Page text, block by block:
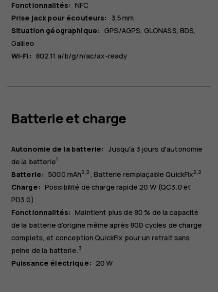
Fonctionnalités: NFC
Prise jack pour écouteurs:
3,5 mm
Situation géographique: GPS/AGPS, GLONASS, BDS,
Galileo
Wi-Fi: 802.11 a/b/g/n/ac/ax-ready
Batterie et charge
Autonomie de la batterie: Jusqu'à 3 jours d'autonomie
de la batterie1
Batterie: 5000 mAh2 2 Batterie remplaçable QuickFix2 2
Charge: Possibilité de charge rapide 20 W (QC3.0 et
PD3.0)
Fonctionnalités: Maintient plus de 80 % de la capacité
de la batterie d'origine même après 800 cycles de charge
complets, et conception QuickFix pour un retrait sans
peine de la batterie.3
Puissance électrique: 20 W